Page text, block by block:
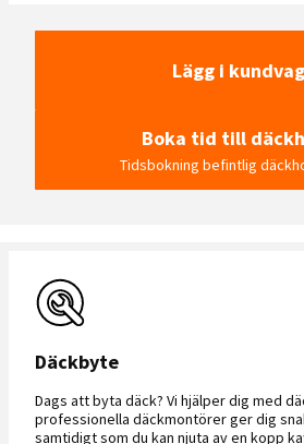
Lägg i
Boka tid till
Tidsbokning befintlig
Däckbyte
Dags att byta däck? Vi hjälper dig med
professionella däckmontörer ger dig
samtidigt som du kan njuta av en kopp